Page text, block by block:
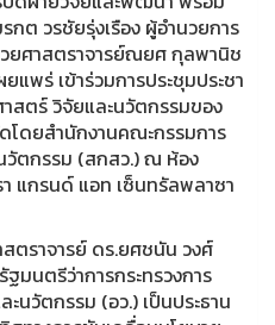
ต วรชัยรุ่งเรือง ผู้อำนวยการ
ยศาสตราจารย์ณยศ กุลพานิช
แพร่ เข้าร่วมการประชุมประชา
สตร์ วิจัยและนวัตกรรมของ
โดยสำนักงานคณะกรรมการ
วัตกรรม (สกสว.) ณ ห้อง
แกรนด์ แอท เซ็นทรัลพลาซา
ตราจารย์ ดร.ยศชนัน วงศ์
มนตรีว่าการกระทรวงการ
นวัตกรรม (อว.) เป็นประธาน